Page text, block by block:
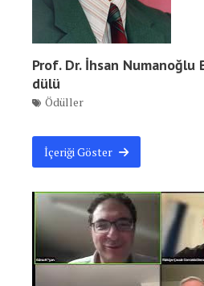
Prof. Dr. İhsan Numanoğlu
dülü
Ödüller
İçeriği Göster